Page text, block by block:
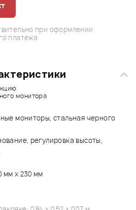
при оформлении
платежа
монитора
мониторы, стальная черного
регулировка высоты,
мм x 230 мм